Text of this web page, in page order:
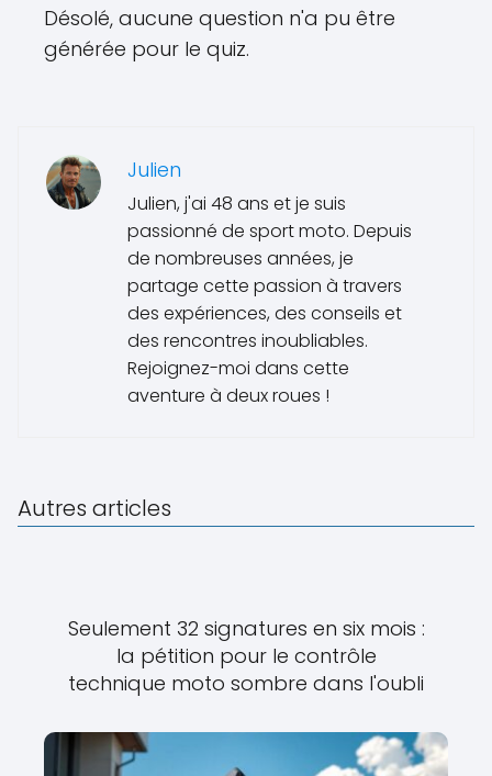
Désolé, aucune question n'a pu être
générée pour le quiz.
Julien
Julien, j'ai 48 ans et je suis
passionné de sport moto. Depuis
de nombreuses années, je
partage cette passion à travers
des expériences, des conseils et
des rencontres inoubliables.
Rejoignez-moi dans cette
aventure à deux roues !
Autres articles
Seulement 32 signatures en six mois :
la pétition pour le contrôle
technique moto sombre dans l'oubli